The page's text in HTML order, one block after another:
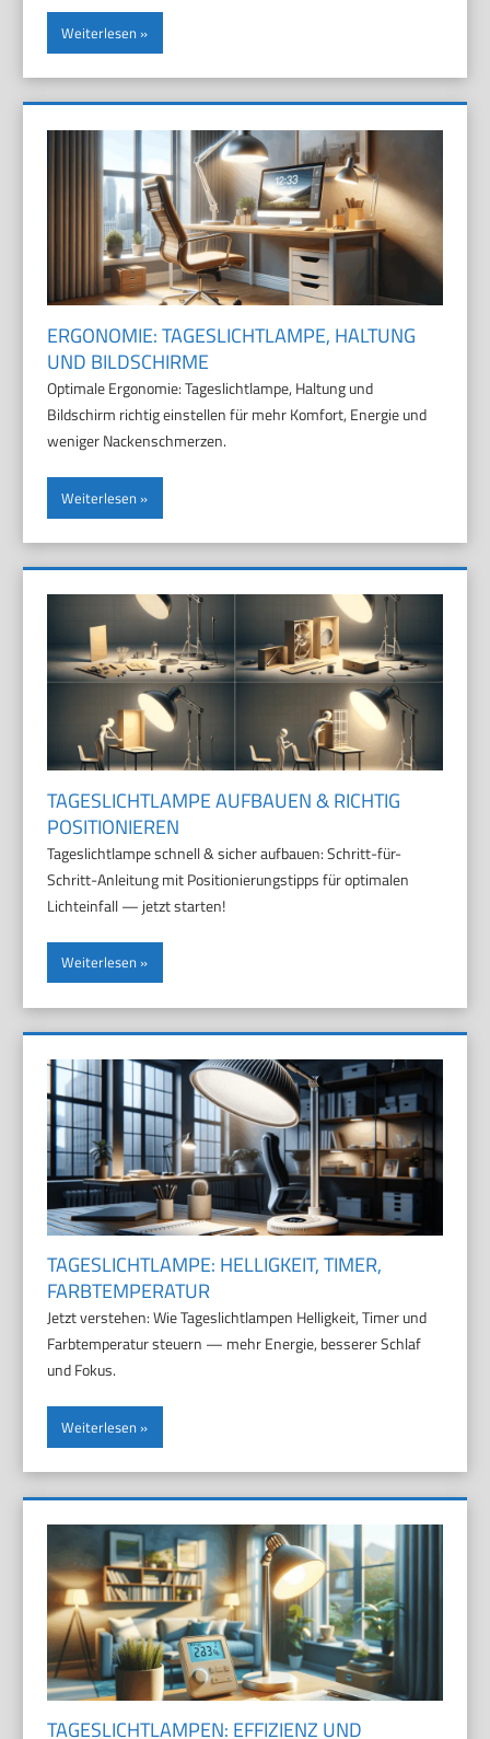
Weiterlesen
ERGONOMIE: TAGESLICHTLAMPE, HALTUNG
UND BILDSCHIRME
Optimale Ergonomie: Tageslichtlampe, Haltung und
Bildschirm richtig einstellen für mehr Komfort, Energie und
weniger Nackenschmerzen.
Weiterlesen
TAGESLICHTLAMPE AUFBAUEN & RICHTIG
POSITIONIEREN
Tageslichtlampe schnell & sicher aufbauen: Schritt-für-
Schritt-Anleitung mit Positionierungstipps für optimalen
Lichteinfall — jetzt starten!
Weiterlesen
TAGESLICHTLAMPE: HELLIGKEIT, TIMER,
FARBTEMPERATUR
Jetzt verstehen: Wie Tageslichtlampen Helligkeit, Timer und
Farbtemperatur steuern — mehr Energie, besserer Schlaf
und Fokus.
Weiterlesen
TAGESLICHTLAMPEN: EFFIZIENZ UND